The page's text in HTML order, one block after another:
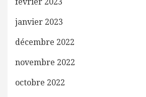
janvier 2023
décembre 2022
novembre 2022
octobre 2022